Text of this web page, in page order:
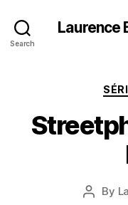
Search
Laurence
Post
By